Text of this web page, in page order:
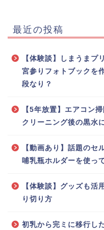
最近の投稿
【体験談】しまうまプ
宮参りフォトブックを
段なり？
【5年放置】エアコン
クリーニング後の黒水
【動画あり】話題の
哺乳瓶ホルダーを使っ
【体験談】グッズも活
り切り方
初乳から完ミに移行し